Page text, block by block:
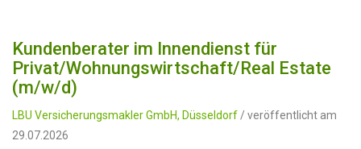
Kundenberater im Innendienst für
Privat/Wohnungswirtschaft/Real Estate
(m/w/d)
LBU Versicherungsmakler GmbH, Düsseldorf / veröffentlicht am
29.07.2026